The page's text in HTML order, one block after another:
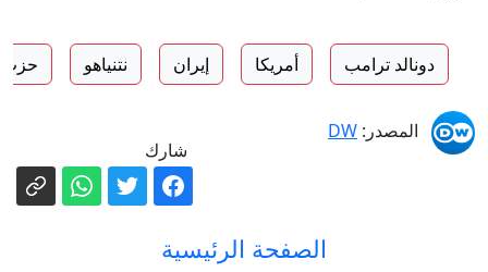
دونالد ترامب أمريكا إيران نتنياهو حزب
المصدر: DW
شارك
الصفحة الرئيسية